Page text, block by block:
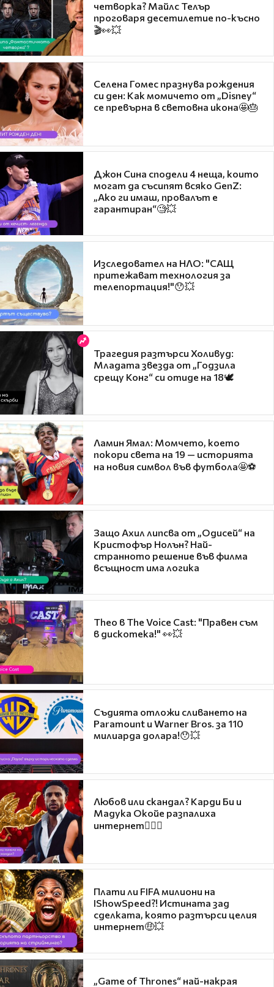
четворка? Майлс Телър
проговаря десетилетие по-късно
🎬👀💥
Селена Гомес празнува рождения
си ден: Как момичето от „Disney“
се превърна в световна икона🤩🎂
Джон Сина сподели 4 неща, които
могат да съсипят всяко GenZ:
„Ако ги имаш, провалът е
гарантиран“🧐💥
Изследовател на НЛО: "САЩ
притежават технология за
телепортация!"😯💥
Трагедия разтърси Холивуд:
Младата звезда от „Годзила
срещу Конг“ си отиде на 18🕊️
Ламин Ямал: Момчето, което
покори света на 19 — историята
на новия символ във футбола🤩⚽
Защо Ахил липсва от „Одисей“ на
Кристофър Нолън? Най-
странното решение във филма
всъщност има логика
Theo в The Voice Cast: "Правен съм
в дискотека!" 👀💥
Съдията отложи сливането на
Paramount и Warner Bros. за 110
милиарда долара!😯💥
Любов или скандал? Карди Би и
Мадука Окойе разпалиха
интернет❤️‍🔥🔥
Плати ли FIFA милиони на
IShowSpeed?! Истината зад
сделката, която разтърси целия
интернет🤑💥
„Game of Thrones“ най-накрая